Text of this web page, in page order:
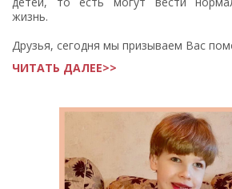
жизнь.
Друзья, сегодня мы призываем Вас
ЧИТАТЬ ДАЛЕЕ>>